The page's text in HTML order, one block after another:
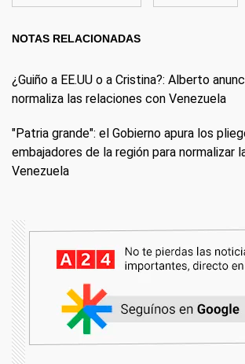
NOTAS RELACIONADAS
¿Guiño a EE.UU o a Cristina?: Alberto
normaliza las relaciones con Venezuela
"Patria grande": el Gobierno apura los
embajadores de la región para normalizar
Venezuela